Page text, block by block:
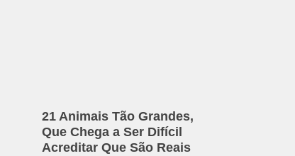
21 Animais Tão Grandes,
Que Chega a Ser Difícil
Acreditar Que São Reais